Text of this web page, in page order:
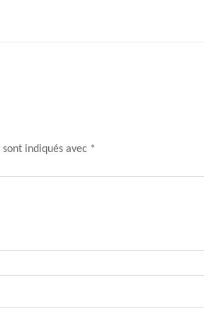
indiqués avec *